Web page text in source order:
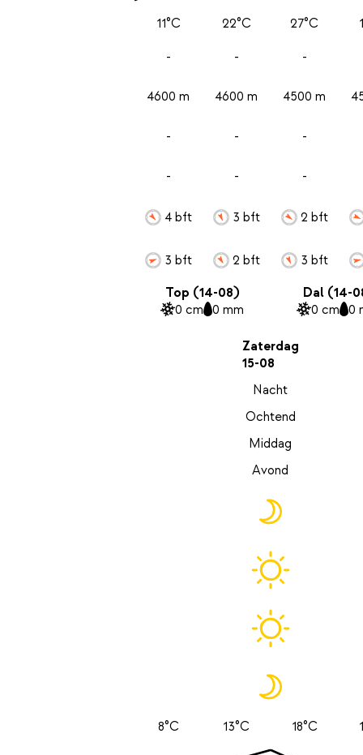
11°C
-
4600 m
-
-
4 bft
3 bft
22°C
-
4600 m
-
-
3 bft
2 bft
27°C
-
4500 m
-
-
2 bft
3 bft
Top (14-08)
0 cm 0 mm
Dal (14-
0 cm 0
Zaterdag
15-08
Nacht
Ochtend
Middag
Avond
8°C 13°C 18°C